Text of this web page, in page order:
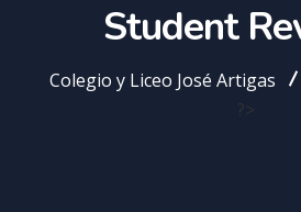
Student
Colegio y Liceo José Artigas
?>